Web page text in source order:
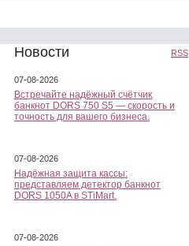
Новости RSS
07-08-2026
Встречайте надёжный счётчик
банкнот DORS 750 S5 — скорость и
точность для вашего бизнеса.
07-08-2026
Надёжная защита кассы:
представляем детектор банкнот
DORS 1050A в STiMart.
07-08-2026